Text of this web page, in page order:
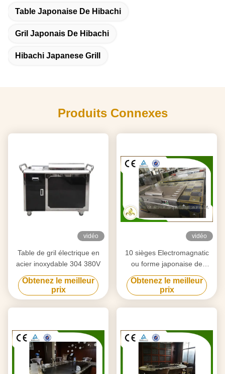
Table Japonaise De Hibachi
Gril Japonais De Hibachi
Hibachi Japanese Grill
Produits Connexes
vidéo
Table de gril électrique en
acier inoxydable 304 380V
Obtenez le meilleur
prix
vidéo
10 sièges Electromagnatic
ou forme japonaise de
rectangle de Tableau de gril
de Teppanyaki de chauffage
par induction
Obtenez le meilleur
prix